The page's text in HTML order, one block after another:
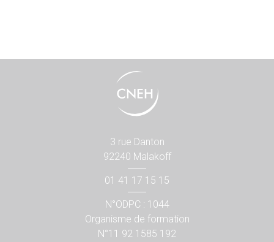
3 rue Danton
92240 Malakoff
01 41 17 15 15
N°ODPC : 1044
Organisme de formation
N°11 92 1585 192